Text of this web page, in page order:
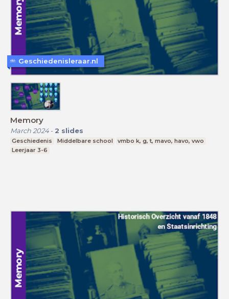
Memory
March 2024- 2 slides
Geschiedenis Middelbare school
vmbo k, g, t, mavo, havo, vwo
Leerjaar 3-6
Geschiedenisleraar.nl